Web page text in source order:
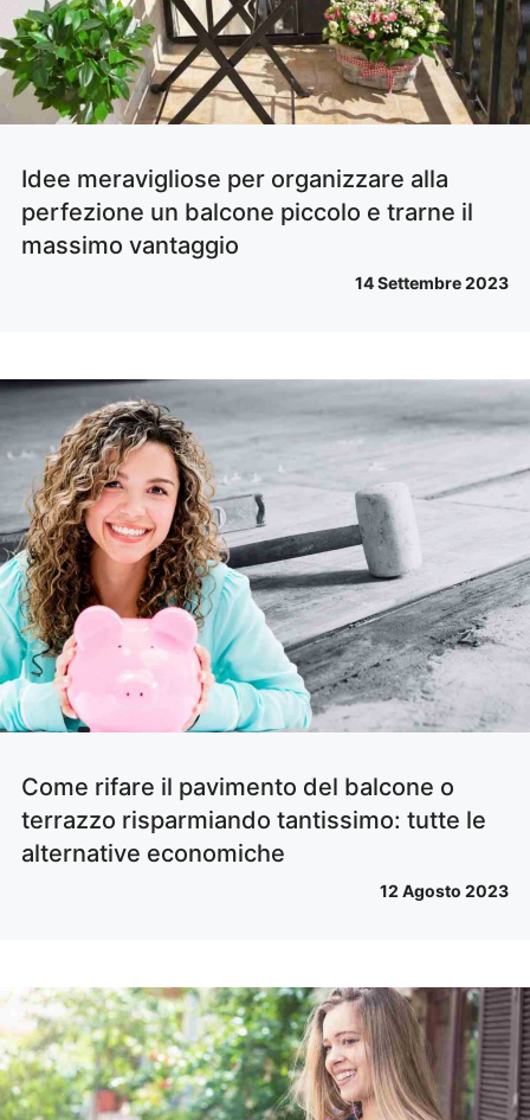
Idee meravigliose per organizzare alla
perfezione un balcone piccolo e trarne il
massimo vantaggio
14 Settembre 2023
Come rifare il pavimento del balcone o
terrazzo risparmiando tantissimo: tutte le
alternative economiche
12 Agosto 2023